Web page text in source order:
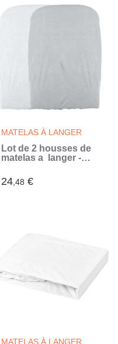
MATELAS À LANGER
Lot de 2 housses de
matelas a langer -
cm
24,48 €
MATELAS À LANGER